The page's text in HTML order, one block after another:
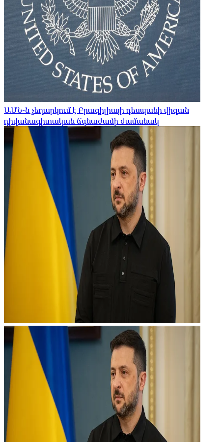
ԱՄՆ-ն չեղարկում է Բրազիլիայի դեսպանի վիզան
դիվանագիտական ​​ճգնաժամի ժամանակ